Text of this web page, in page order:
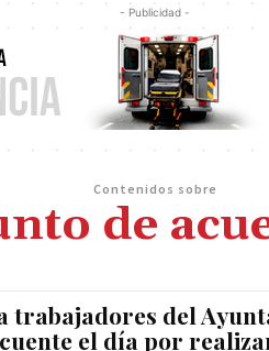
- Publicidad -
Contenidos sobre
de
trabajadores del
el día por